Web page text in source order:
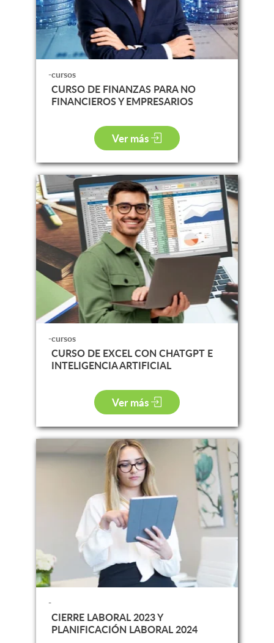
-cursos
CURSO DE FINANZAS PARA NO
FINANCIEROS Y EMPRESARIOS
Ver más
-cursos
CURSO DE EXCEL CON CHATGPT E
INTELIGENCIA ARTIFICIAL
Ver más
-
CIERRE LABORAL 2023 Y
PLANIFICACIÓN LABORAL 2024